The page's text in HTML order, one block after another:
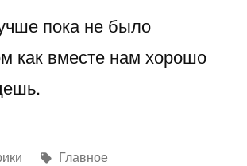
пока не было
как вместе нам хорошо
Метки:
Главное